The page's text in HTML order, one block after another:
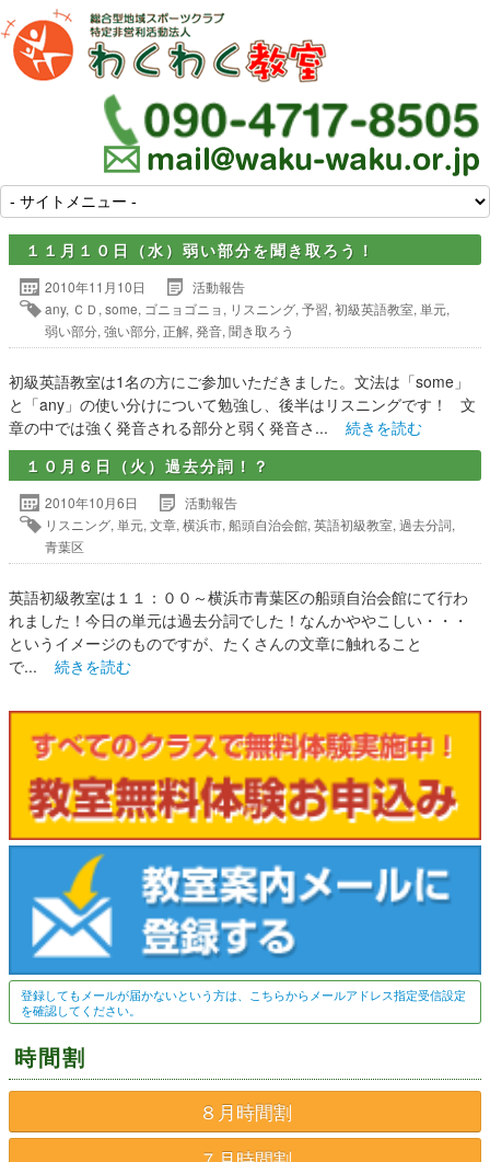
１１月１０日（水）弱い部分を聞き取ろう！
2010年11月10日
活動報告
any, ＣＤ, some, ゴニョゴニョ , リスニング, 予習, 初級英語教室, 単元,
弱い部分, 強い部分, 正解, 発音, 聞き取ろう
初級英語教室は1名の方にご参加いただきました。文法は「some」
と「any」の使い分けについて勉強し、後半はリスニングです！ 文
章の中では強く発音される部分と弱く発音さ... 続きを読む
１０月６日（火）過去分詞！？
2010年10月6日
活動報告
リスニング, 単元, 文章, 横浜市, 船頭自治会館, 英語初級教室, 過去分詞,
青葉区
英語初級教室は１１：００～横浜市青葉区の船頭自治会館にて行わ
れました！今日の単元は過去分詞でした！なんかややこしい・・・
というイメージのものですが、たくさんの文章に触れること
で... 続きを読む
登録してもメールが届かないという方は、こちらからメールアドレス指定受信設定
を確認してください。
時間割
８月時間割